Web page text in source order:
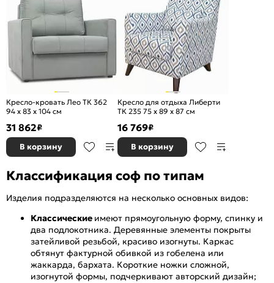
Кресло-кровать Лео ТК 362
94 x 83 x 104 см
31 862₽
В корзину
Кресло для отдыха Либерти
ТК 235 75 x 89 x 87 см
16 769₽
В корзину
Классификация соф по типам
Изделия подразделяются на несколько основных видов:
Классические имеют прямоугольную форму, спинку и
два подлокотника. Деревянные элементы покрыты
затейливой резьбой, красиво изогнуты. Каркас
обтянут фактурной обивкой из гобелена или
жаккарда, бархата. Короткие ножки сложной,
изогнутой формы, подчеркивают авторский дизайн;